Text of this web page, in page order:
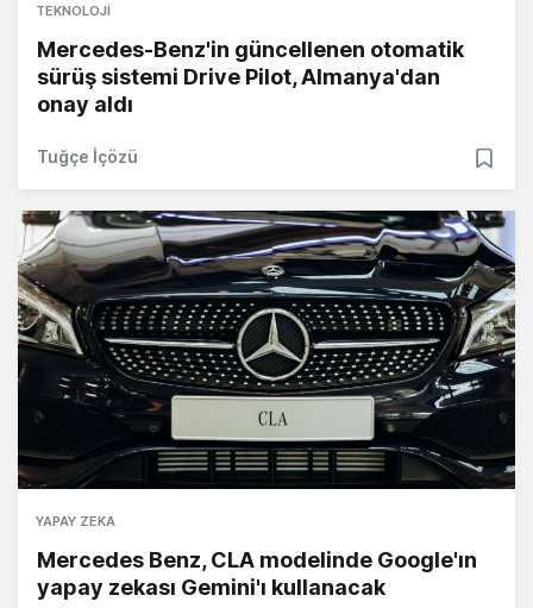
TEKNOLOJI
Mercedes-Benz'in güncellenen otomatik
sürüş sistemi Drive Pilot, Almanya'dan
onay aldı
Tuğçe İçözü
YAPAY ZEKA
Mercedes Benz, CLA modelinde Google'ın
yapay zekası Gemini'ı kullanacak